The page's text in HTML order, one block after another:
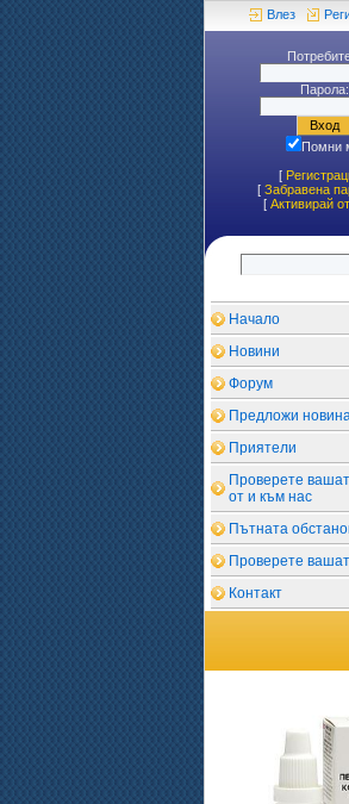
Влез
Парола:
Помни
[
[ Забравена
[ Aктивирай
Начало
Новини
Форум
Предложи
Приятели
Проверете
от и към нас
Пътната
Проверете
Контакт